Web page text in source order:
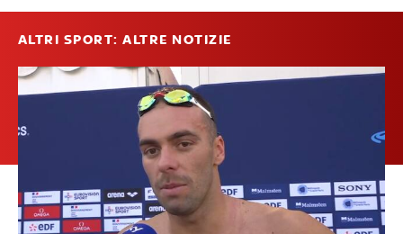
ALTRI SPORT: ALTRE NOTIZIE